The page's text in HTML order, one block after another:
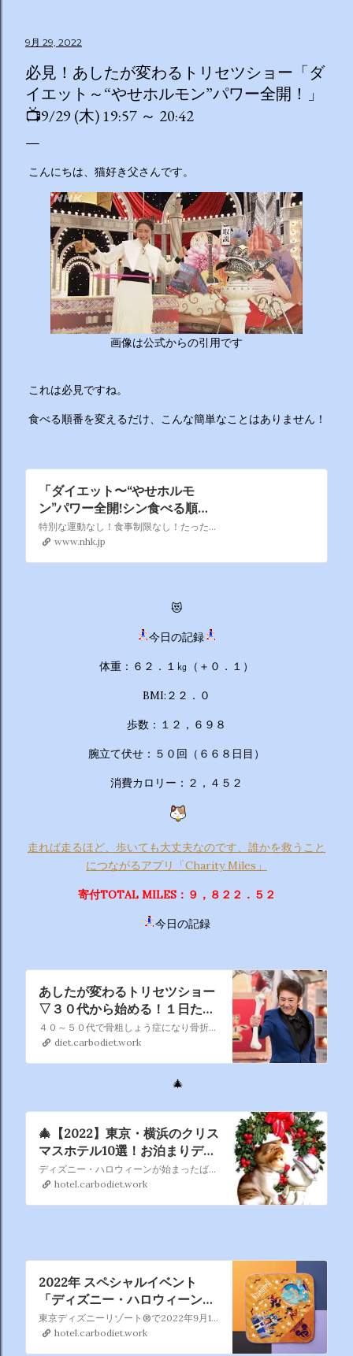
腹、どうすれば凹む？「フェイスライン」はすっきりさせら
れる？ラクして太りにくい体になる方法は？私の理想体重っ
て何キロ？体重のギモン全部答えます！２時間ＳＰ ◇出演
者 【ＭＣ】林修 【副担任】斎藤ちはる（テレビ朝日アナ
ウンサー）【学級委員長】バカリズム 【学友】伊沢拓司
藤俊徳 加藤プラチナクリニック院長 脳の学校 代
表 森谷敏夫 京都大学名誉教授 郷間光正
運動器認定理学療法士 ◇おしらせ ※２０：２５〜２
０：２８は「私の幸福時間」を放送いたします ☆番組ＨＰ
https://www.tv-asahi.co.jp/imadesho/ この番組は、テレ
ビ朝日が選んだ『青少年に見てもらいたい番組』です。 体重
に関する10の疑問について、身体の仕組みや心理的なアプロ
ーチから分かりやすくお答えします！ 🥦 1. 人はなぜ太るの
か？ 根本的な理由は非常にシンプルで、「摂取カロリー（食
べる量）が消費カロリー（動く量）を上回っているから」で
す。 消費しきれずに余ったエネルギーは、万が一の飢餓に備
でも高カロリーな食べ物が手に入るため、意識しないと簡単
べるのは効果があるの？ 非常に効果があります。 （ベジタ
9月 29, 2022
必見！あしたが変わるトリセツショー「ダ
イエット～“やせホルモン”パワー全開！」
📺9/29 (木) 19:57 ～ 20:42
こんにちは、猫好き父さんです。
画像は公式からの引用です
これは必見ですね。
食べる順番を変えるだけ、こんな簡単なことはありません！
「ダイエット〜“やせホルモ
ン”パワー全開!シン食べる順
番」 - あしたが変わるトリセツ
ショー
特別な運動なし！食事制限なし！たった１つの秘けつで無理せずやせちゃう！？☆医療現場でも採用！血糖値も下げる“やせホルモン”パワーとは☆石原さとみのフラフープ妙技
www.nhk.jp
😻
今日の記録
体重：６２．１㎏（＋０．１）
BMI:２２．０
歩数：１２，６９８
腕立て伏せ：５０回（６６８日目）
消費カロリー：２，４５２
走れば走るほど、歩いても大丈夫なのです、誰かを救うこと
につながるアプリ「Charity Miles」
寄付TOTAL MILES：９，８２２．５２
今日の記録
あしたが変わるトリセツショー
▽３０代から始める！１日たっ
た９０秒骨の若返り術📺5月19
日（木）19：57～ NHK総合
４０～５０代で骨粗しょう症になり骨折する人が続出。骨太な体を手に入れるための“骨の若返り術”を紹介する。１日たった９０秒のユニークな健康法で骨密度が大幅改善！
diet.carbodiet.work
🎄
🎄【2022】東京・横浜のクリス
マスホテル10選！お泊まりデー
トのおすすめプラン - OZmallディズニー・ハロウィーンが始まったばかりなのに もうクリスマスの話題ですかって、今のうちに書いておかないと あっという間にクリスマスシーズンに突入しますからね。 ねって、あらまあもう突入してますね、クリスマスは早い者勝ち！
hotel.carbodiet.work
2022年 スペシャルイベント
「ディズニー・ハロウィーン」
と 連動したオフィシャルホテル
限定オリジナルグッズ付きプラ
ン
東京ディズニーリゾート®で2022年9月15日（木）より2022年10月31日（月）まで開催の2022年「ディズニー・ハロウィーン」と連動したオリジナルグッズ付きプランを販売いたします。
hotel.carbodiet.work